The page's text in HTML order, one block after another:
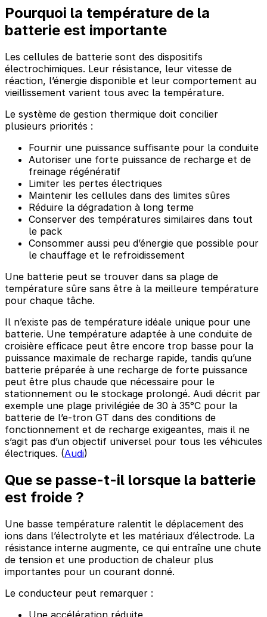
Pourquoi la température de la
batterie est importante
Les cellules de batterie sont des dispositifs
électrochimiques. Leur résistance, leur vitesse de
réaction, l’énergie disponible et leur comportement au
vieillissement varient tous avec la température.
Le système de gestion thermique doit concilier
plusieurs priorités :
Fournir une puissance suffisante pour la conduite
Autoriser une forte puissance de recharge et de
freinage régénératif
Limiter les pertes électriques
Maintenir les cellules dans des limites sûres
Réduire la dégradation à long terme
Conserver des températures similaires dans tout
le pack
Consommer aussi peu d’énergie que possible pour
le chauffage et le refroidissement
Une batterie peut se trouver dans sa plage de
température sûre sans être à la meilleure température
pour chaque tâche.
Il n’existe pas de température idéale unique pour une
batterie. Une température adaptée à une conduite de
croisière efficace peut être encore trop basse pour la
puissance maximale de recharge rapide, tandis qu’une
batterie préparée à une recharge de forte puissance
peut être plus chaude que nécessaire pour le
stationnement ou le stockage prolongé. Audi décrit par
exemple une plage privilégiée de 30 à 35°C pour la
batterie de l’e-tron GT dans des conditions de
fonctionnement et de recharge exigeantes, mais il ne
s’agit pas d’un objectif universel pour tous les véhicules
électriques. (Audi)
Que se passe-t-il lorsque la batterie
est froide ?
Une basse température ralentit le déplacement des
ions dans l’électrolyte et les matériaux d’électrode. La
résistance interne augmente, ce qui entraîne une chute
de tension et une production de chaleur plus
importantes pour un courant donné.
Le conducteur peut remarquer :
Une accélération réduite